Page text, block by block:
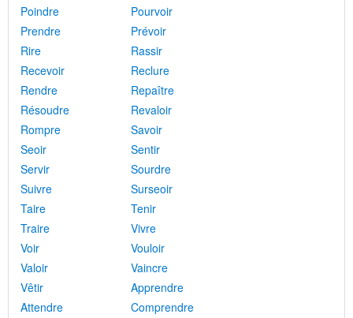
Poindre
Pourvoir
Prendre
Prévoir
Rire
Rassir
Recevoir
Reclure
Rendre
Repaître
Résoudre
Revaloir
Rompre
Savoir
Seoir
Sentir
Servir
Sourdre
Suivre
Surseoir
Taire
Tenir
Traire
Vivre
Voir
Vouloir
Valoir
Vaincre
Vêtir
Apprendre
Attendre
Comprendre